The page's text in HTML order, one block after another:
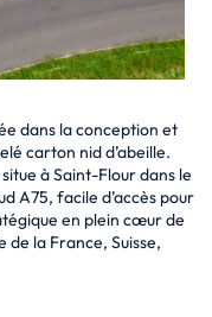
dans la conception et
carton nid d’abeille.
à Saint-Flour dans le
A75, facile d’accès pour
en plein cœur de
de la France, Suisse,